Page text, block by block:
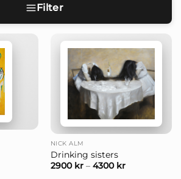
Filter
NICK ALM
Drinking sisters
2900 kr– 4300 kr